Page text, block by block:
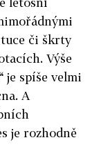
či škrty
Výše
je spíše velmi
A
je rozhodně